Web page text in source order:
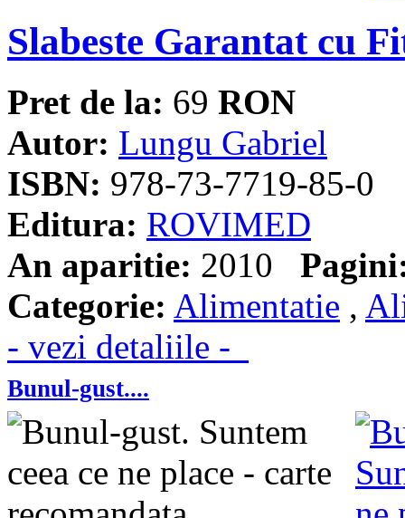
Slabeste Garantat cu
Pret de la: 69 RON
Autor: Lungu Gabriel
ISBN: 978-73-7719-85-0
Editura: ROVIMED
An aparitie: 2010
Categorie: Alimentatie ,
- vezi detaliile -
Bunul-gust....